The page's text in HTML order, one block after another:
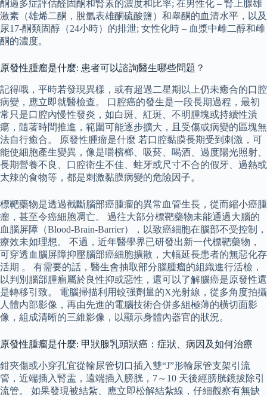
酮過多症評估醛固酮和腎素的濃度和比率; 在男性化 – 腎上腺雄
激素（雄烯二酮，脫氫表雄酮硫酸鹽）和睾酮的血清水平，以及
尿17-酮類固醇（24小時）的排泄; 女性化時 – 血漿中雌二醇和雌
酮的濃度。
原發性腫瘤是什麼: 患者可以諮詢醫生哪些問題？
記得哦，平時若發現異樣，或有超過二星期以上仍未癒合的口腔
病變，應立即就醫檢查。 口腔癌的發生是一段長期過程，最初
常只是口腔內慢性發炎，如白斑、紅斑、不明腫塊或持續性潰
瘍，隨著時間推進，範圍可能逐步擴大，且受傷或病變的區塊無
法自行癒合。 原發性腫瘤是什麼 若口腔黏膜長期受到刺激，可
能使細胞產生變異，像是嚼檳榔、吸菸、喝酒、過度陽光照射、
長期營養不良、口腔衛生不佳、蛀牙或尺寸不合的假牙、過熱或
太辣的食物等，都是刺激黏膜病變的危險因子。
標靶藥物是透過截斷腦部癌腫瘤的異常血管生長，從而縮小癌腫
瘤，甚至令癌細胞凋亡。 過往大部分標靶藥物未能通過大腦的
血腦屏障（Blood-Brain-Barrier），以致癌細胞在腦部不受控制，
療效未如理想。 不過，近年醫學界已研發出新一代標靶藥物，
可穿透血腦屏障抑壓腦部癌細胞擴散，大幅延長患者的無惡化存
活期 。 有需要的話，醫生會抽取部分腦腫瘤的組織進行活檢，
以判別腦部腫瘤屬於良性抑或惡性，還可以了解腦癌是原發性還
是轉移引致。 電腦掃描利用較强劑量的X光射線，從多角度拍攝
人體内部影像，再由先進的電腦技術合併多組極薄的橫切面影
像，組成清晰的三維影像，以顯示身體內器官的狀況。
原發性腫瘤是什麼: 甲狀腺乳頭狀癌：症狀、病因及如何治療
鉗夾傷或小穿孔宜從輸尿管切口插入雙“J”形輸尿管支架引流
管，近端插入腎盂，遠端插入膀胱，7～10 天後經膀胱鏡拔除引
流管。 如果發現被結紮、應立即松解結紮線，仔細觀察有無缺